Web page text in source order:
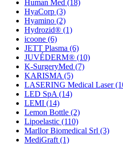
Human Med (18)
HyaCorp (3)
Hyamino (2)
Hydrozid® (1)
icoone (6)
JETT Plasma (6)
JUVÉDERM® (10)
K-SurgeryMed (7)
KARISMA (5)
LASERING Medical Laser
LED SpA (14)
LEMI (14)
Lemon Bottle (2)
Lipoelastic (110)
Marllor Biomedical Srl (3)
MediGraft (1)